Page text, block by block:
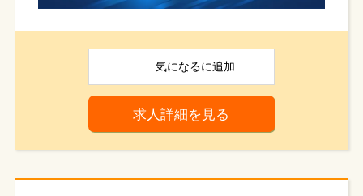
事業戦略・施策推進サポート
・提案資料、説明資料の作成補助
・社内システム（kintone等）の運用補助
・新しいシステム導入時の連絡調整、手順書作成、
社内周知
・社内で使いやすくするための整備、運用サポート
気になるに追加
求人詳細を見る